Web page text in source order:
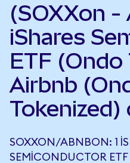
(SOXXon -
iShares
ETF (Ondo
Airbnb
SOXXON/ABNBON: 1
SEMICONDUCTOR